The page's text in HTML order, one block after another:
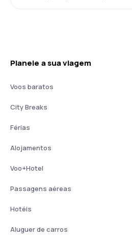
Planeie a sua viagem
Voos baratos
City Breaks
Férias
Alojamentos
Voo+Hotel
Passagens aéreas
Hotéis
Aluguer de carros